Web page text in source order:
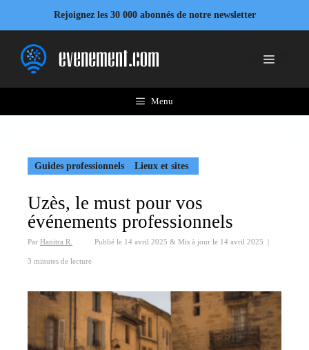
contenu
Rejoignez les 30 000 abonnés de notre newsletter
Menu
Menu
Guides professionnels Lieux et sites
Uzès, le must pour vos
événements professionnels
Par Hanitra R. Publié le 14 avril 2025 & Mis à jour le 14 avril 2025 |
3 minutes de lecture